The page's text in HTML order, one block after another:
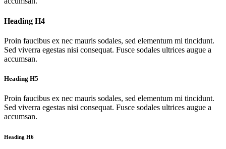
Heading H4
Proin faucibus ex nec mauris sodales, sed elementum mi tincidunt.
Sed viverra egestas nisi consequat. Fusce sodales ultrices augue a
accumsan.
Heading H5
Proin faucibus ex nec mauris sodales, sed elementum mi tincidunt.
Sed viverra egestas nisi consequat. Fusce sodales ultrices augue a
accumsan.
Heading H6